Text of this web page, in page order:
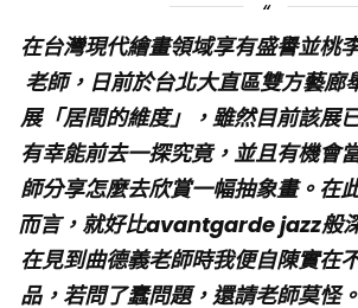
在台灣現代繪畫領域享有盛譽並桃
老師，日前於台北大直區雙方藝廊
展「居間的維度」，雖然目前該展
有幸能前去一探究竟，並且有機會
師分享怎麼去欣賞一幅抽象畫。在
而言，就好比avantgarde jazz般
在見到曲德義老師時我便自陳實在
品，若問了蠢問題，還請老師莫怪